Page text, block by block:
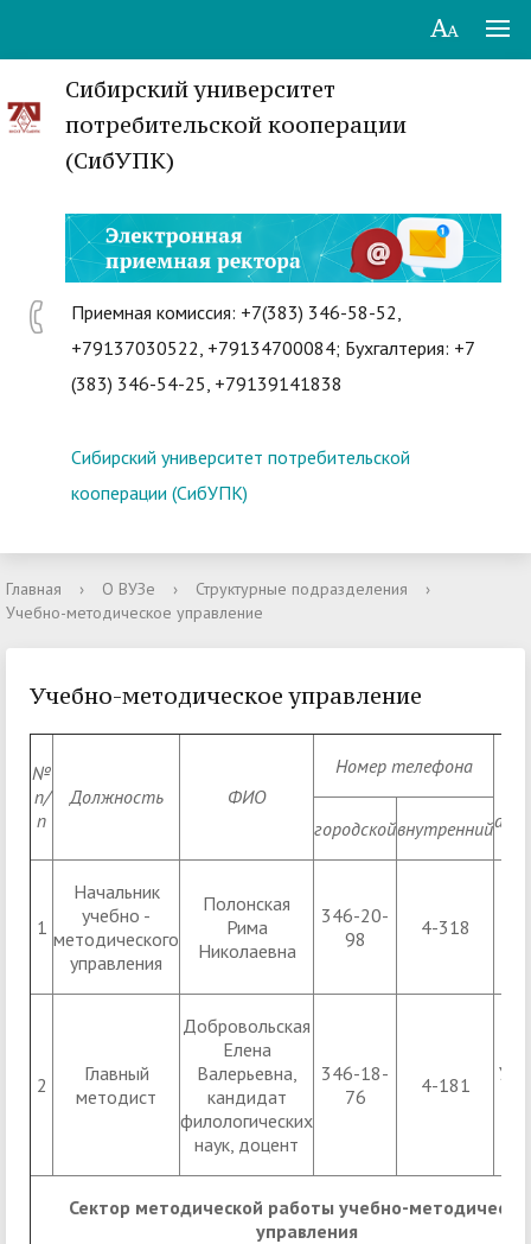
Сибирский университет
потребительской кооперации
(СибУПК)
Приемная комиссия: +7(383) 346-58-52,
+79137030522, +79134700084; Бухгалтерия: +7
(383) 346-54-25, +79139141838
Сибирский университет потребительской
кооперации (СибУПК)
Главная › О ВУЗе › Структурные подразделения
›
Учебно-методическое управление
Учебно-методическое управление
№
п/
п
Должность ФИО
Номер телефона
городскойвнутренний
1
Начальник
учебно -
методического
управления
Полонская
Рима
Николаевна
346-20-
98
4-318
2
Главный
методист
Добровольская
Елена
Валерьевна,
кандидат
филологических
наук, доцент
346-18-
76
4-181
УК
Сектор методической работы учебно-
управления